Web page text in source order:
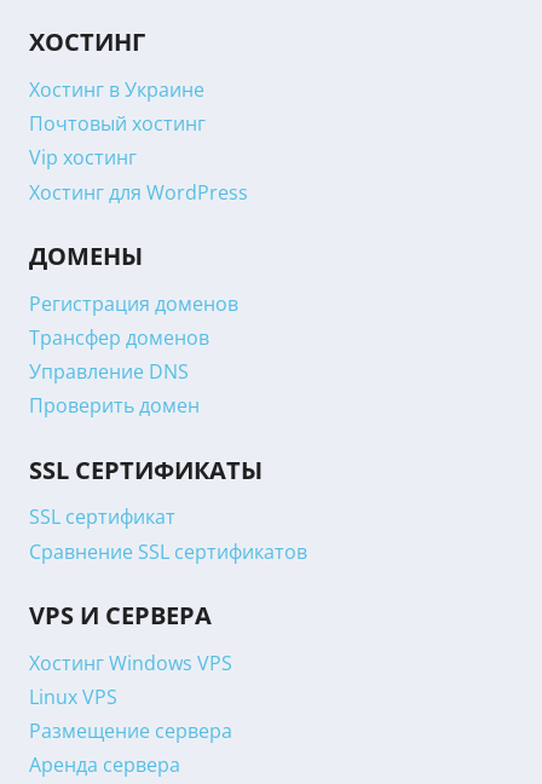
ХОСТИНГ
Хостинг в Украине
Почтовый хостинг
Vip хостинг
Хостинг для WordPress
ДОМЕНЫ
Регистрация доменов
Трансфер доменов
Управление DNS
Проверить домен
SSL СЕРТИФИКАТЫ
SSL сертификат
Сравнение SSL сертификатов
VPS И СЕРВЕРА
Хостинг Windows VPS
Linux VPS
Размещение сервера
Аренда сервера